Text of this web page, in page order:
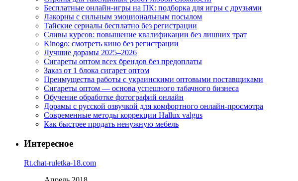
Бесплатные онлайн-игры на ПК: подборка для игры с друзьями
Лакорны с сильным эмоциональным посылом
Тайские сериалы бесплатно без регистрации
Сливы курсов: повышение квалификации без лишних трат
Kinogo: смотреть кино без регистрации
Лучшие дорамы 2025–2026
Сигареты оптом всех брендов без предоплаты
Заказ от 1 блока сигарет оптом
Преимущества работы с украинскими оптовыми поставщиками
Сигареты оптом — основа успешного табачного бизнеса
Обучение обработке фотографий онлайн
Дорамы с русской озвучкой для комфортного онлайн-просмотра
Современные методы коррекции Hallux valgus
Как быстрее продать ненужную мебель
Интересное
Rt.chat-ruletka-18.com